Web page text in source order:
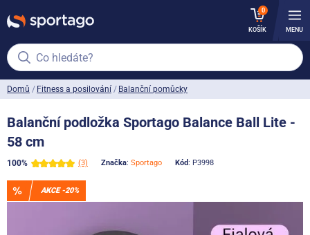
0
KOŠÍK MENU
Co hledáte?
Domů Fitness a posilování Balanční pomůcky
100% (3) Značka: Sportago Kód: P3998
Balanční podložka Sportago Balance Ball Lite -
58 cm
AKCE -20%